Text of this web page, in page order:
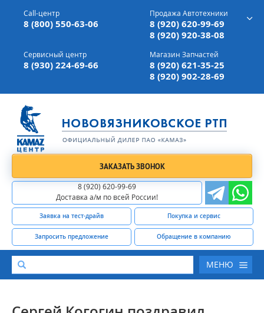
г. Вязники,ул. Механизаторов, д 90
Доставка а/м,по всей России
Call-центр
8 (800) 550-63-06
Продажа Автотехники
8 (920) 620-99-69
8 (920) 920-38-08
Сервисный центр
8 (930) 224-69-66
Магазин Запчастей
8 (920) 621-35-25
8 (920) 902-28-69
ЗАКАЗАТЬ ЗВОНОК
8 (920) 620-99-69
Доставка а/м по всей России!
Заявка на тест-драйв Покупка и сервис
Запросить предложение Обращение в компанию
МЕНЮ
О КОМПАНИИ